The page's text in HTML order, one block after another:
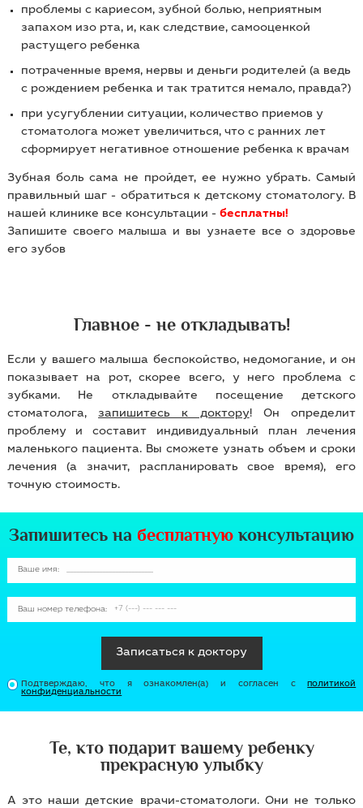
проблемы с кариесом, зубной болью, неприятным
запахом изо рта, и, как следствие, самооценкой
растущего ребенка
потраченные время, нервы и деньги родителей (а ведь
с рождением ребенка и так тратится немало, правда?)
при усугублении ситуации, количество приемов у
стоматолога может увеличиться, что с ранних лет
сформирует негативное отношение ребенка к врачам
Зубная боль сама не пройдет, ее нужно убрать. Самый
правильный шаг - обратиться к детскому стоматологу. В
нашей клинике все консультации - бесплатны!
Запишите своего малыша и вы узнаете все о здоровье
его зубов
Главное - не откладывать!
Если у вашего малыша беспокойство, недомогание, и он
показывает на рот, скорее всего, у него проблема с
зубками. Не откладывайте посещение детского
стоматолога,запишитесь к доктору! Он определит
проблему и составит индивидуальный план лечения
маленького пациента. Вы сможете узнать объем и сроки
лечения (а значит, распланировать свое время), его
точную стоимость.
Запишитесь на бесплатную консультацию
Ваше имя:
Ваш номер телефона:
Записаться к доктору
Подтверждаю, что я ознакомлен(a) и согласен сполитикой
конфиденциальности
Те, кто подарит вашему ребенку
прекрасную улыбку
А это наши детские врачи-стоматологи. Они не только